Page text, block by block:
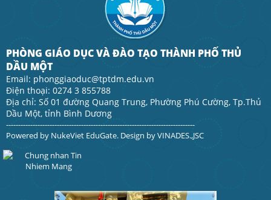
PHÒNG GIÁO DỤC VÀ ĐÀO TẠO THÀNH PHỐ THỦ
DẦU MỘT
Email: phonggiaoduc@tptdm.edu.vn
Điện thoại: 0274 3 855788
Địa chỉ: Số 01 đường Quang Trung, Phường Phú Cường, Tp.Thủ
Dầu Một, tỉnh Bình Dương
------------------------------------------------------------------------------
Powered by NukeViet EduGate. Design byVINADES.,JSC